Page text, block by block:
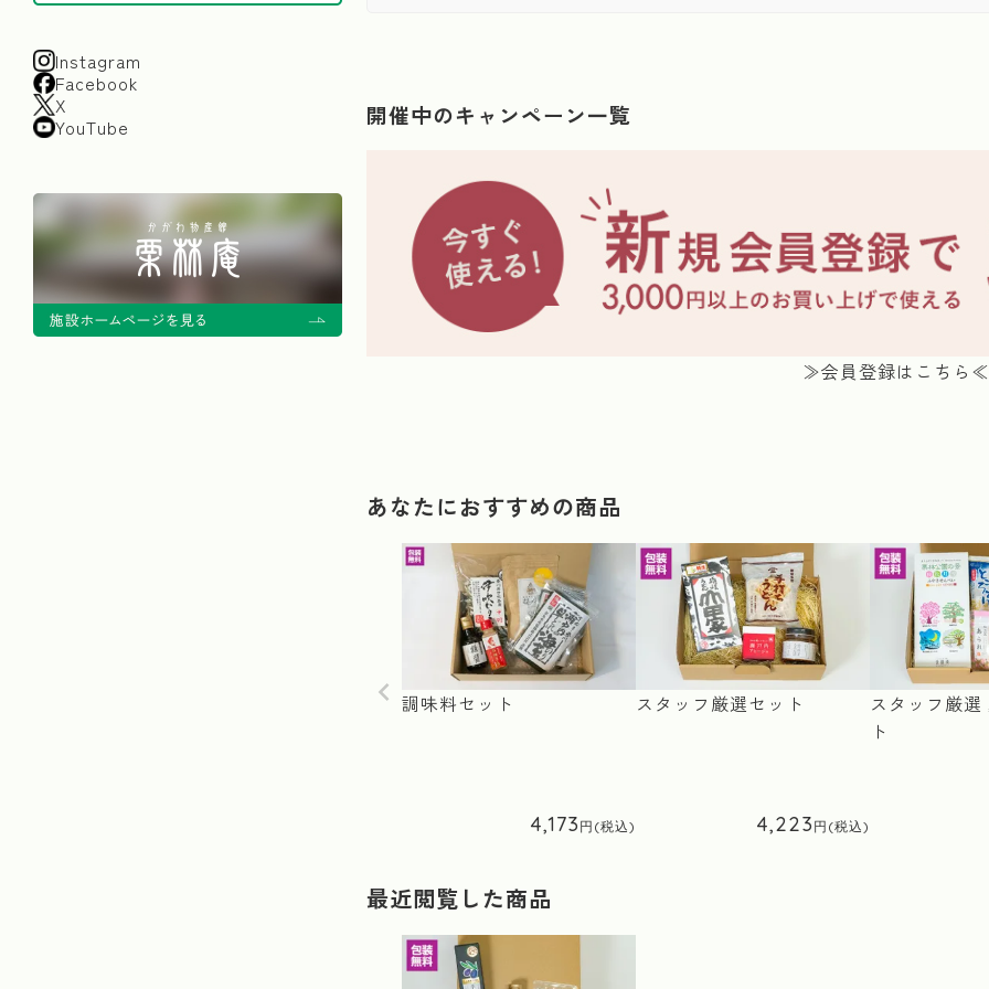
Instagram
Facebook
X
YouTube
開催中のキャンペーン一覧
≫会員登録はこちら≪
あなたにおすすめの商品
調味料セット
4,173
スタッフ厳選セット
4,223
スタッフ厳
ト
最近閲覧した商品